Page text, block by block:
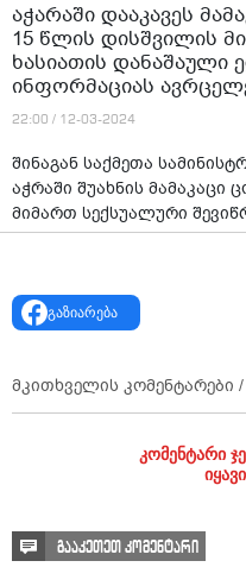
აჭარაში დააკავეს
15 წლის დისშვილის
ხასიათის დანაშაული
ინფორმაციას
22:00 / 12-03-2024
შინაგან საქმეთა
აჭრაში შუახნის
მიმართ სექსუალური
ფაქტზე გამოძიება
ხასიათის სხვაგვარ
შემთხვევა ბათუმში
არსებული ინფორმაციით,
შემდეგ, რაც მომხდარზე
დისშვილზე ფიზიკურად
გაზიარება
მკითხველის კომენტარები /
კომენტარი
გააკეთეთ კომენტარი